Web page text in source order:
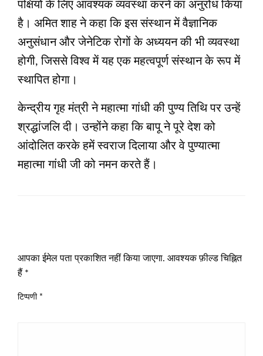
पक्षियों के लिए आवश्यक व्यवस्था करने का अनुरोध किया
है। अमित शाह ने कहा कि इस संस्थान में वैज्ञानिक
अनुसंधान और जेनेटिक रोगों के अध्ययन की भी व्यवस्था
होगी, जिससे विश्व में यह एक महत्वपूर्ण संस्थान के रूप में
स्थापित होगा।
केन्द्रीय गृह मंत्री ने महात्मा गांधी की पुण्य तिथि पर उन्हें
श्रद्धांजलि दी। उन्होंने कहा कि बापू ने पूरे देश को
आंदोलित करके हमें स्वराज दिलाया और वे पुण्यात्मा
महात्मा गांधी जी को नमन करते हैं।
आपका ईमेल पता प्रकाशित नहीं किया जाएगा. आवश्यक फ़ील्ड चिह्नित
हैं *
टिप्पणी *